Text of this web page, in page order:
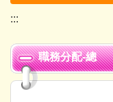
總務主任
事務組
:::
職務分配-總